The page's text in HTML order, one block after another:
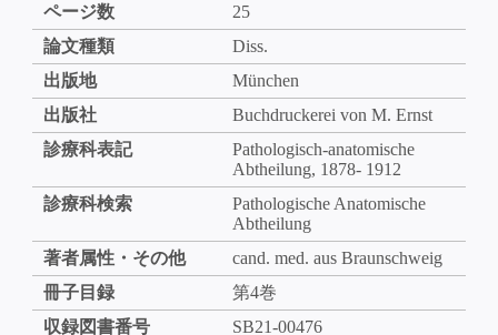
ページ数
25
論文種類
Diss.
出版地
München
出版社
Buchdruckerei von M. Ernst
診療科表記
Pathologisch-anatomische
Abtheilung, 1878- 1912
診療科検索
Pathologische Anatomische
Abtheilung
著者属性・その他
cand. med. aus Braunschweig
冊子目録
第4巻
収録図書番号
SB21-00476